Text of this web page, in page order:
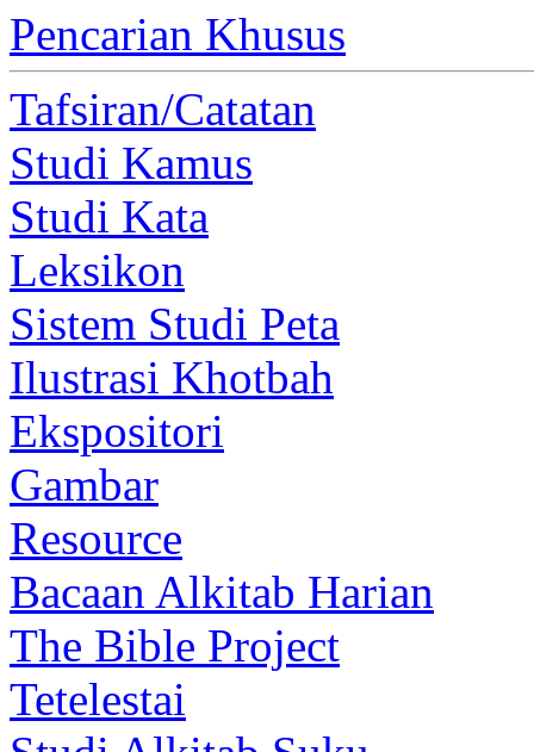
Pencarian Khusus
Tafsiran/Catatan
Studi Kamus
Studi Kata
Leksikon
Sistem Studi Peta
Ilustrasi Khotbah
Ekspositori
Gambar
Resource
Bacaan Alkitab Harian
The Bible Project
Tetelestai